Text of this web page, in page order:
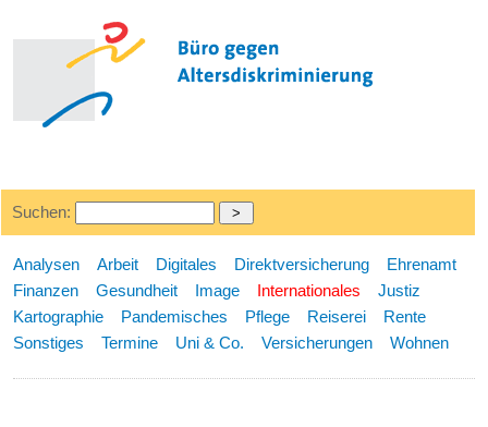
Suchen:
Analysen Arbeit Digitales Direktversicherung
Ehrenamt
Finanzen
Gesundheit Image Internationales
Justiz
Kartographie
Pandemisches Pflege Reiserei
Rente
Sonstiges
Termine Uni & Co. Versicherungen Wohnen